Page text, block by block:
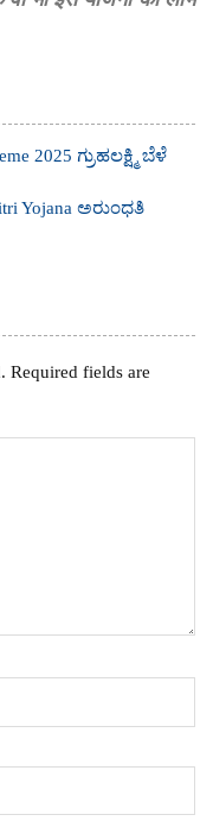
2025 ಗ್ರುಹಲಕ್ಷ್ಮಿ ಬೆಳೆ
Yojana ಅರುಂಧತಿ
Required fields are